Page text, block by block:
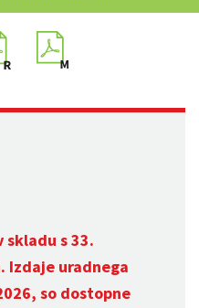
skladu s 33.
Izdaje uradnega
so dostopne